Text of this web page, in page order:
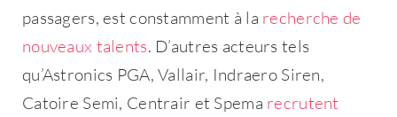
passagers, est constamment à la recherche de
nouveaux talents. D’autres acteurs tels
qu’Astronics PGA, Vallair, Indraero Siren,
Catoire Semi, Centrair et Spema recrutent
Rester connecté
Mot de passe oublié ?